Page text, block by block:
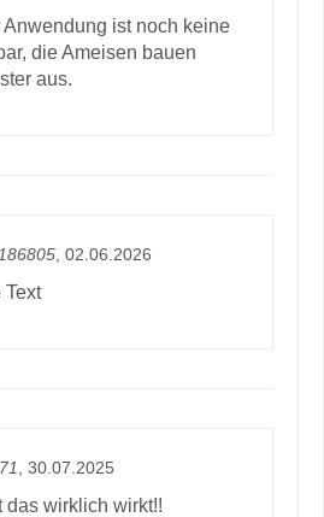
ist noch keine
die Ameisen bauen
aus.
, 02.06.2026
Text
, 30.07.2025
das wirklich wirkt!!